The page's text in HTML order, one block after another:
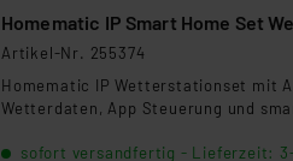
Homematic IP Smart Home Set
Artikel-Nr. 255374
Homematic IP Wetterstationset mit
Wetterdaten, App Steuerung und
sofort versandfertig - Lieferzeit: